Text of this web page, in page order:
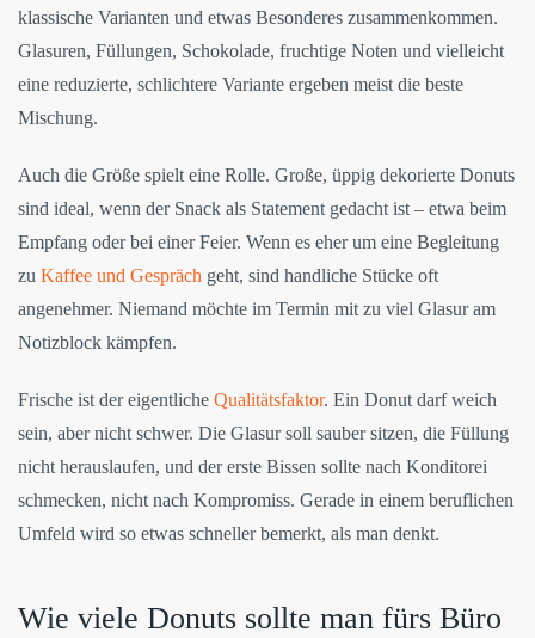
klassische Varianten und etwas Besonderes zusammenkommen.
Glasuren, Füllungen, Schokolade, fruchtige Noten und vielleicht
eine reduzierte, schlichtere Variante ergeben meist die beste
Mischung.
Auch die Größe spielt eine Rolle. Große, üppig dekorierte Donuts
sind ideal, wenn der Snack als Statement gedacht ist – etwa beim
Empfang oder bei einer Feier. Wenn es eher um eine Begleitung
zu Kaffee und Gespräch geht, sind handliche Stücke oft
angenehmer. Niemand möchte im Termin mit zu viel Glasur am
Notizblock kämpfen.
Frische ist der eigentliche Qualitätsfaktor. Ein Donut darf weich
sein, aber nicht schwer. Die Glasur soll sauber sitzen, die Füllung
nicht herauslaufen, und der erste Bissen sollte nach Konditorei
schmecken, nicht nach Kompromiss. Gerade in einem beruflichen
Umfeld wird so etwas schneller bemerkt, als man denkt.
Wie viele Donuts sollte man fürs Büro